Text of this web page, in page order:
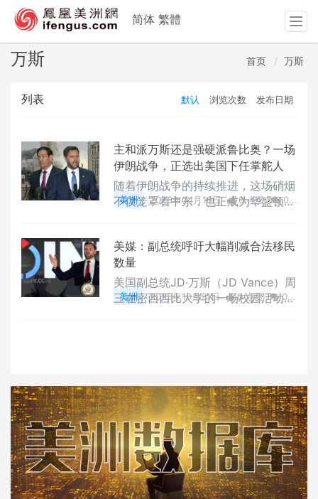
万斯 首页 万斯
列表 默认 浏览次数 发布日期
主和派万斯还是强硬派鲁比奥？一场
伊朗战争，正选出美国下任掌舵人
随着伊朗战争的持续推进，这场硝烟
不仅笼罩着中东，也正成为华盛顿权
美洲 2026年04月10日 0 点赞
0
美媒：副总统呼吁大幅削减合法移民
数量
美国副总统JD·万斯（JD Vance）周
三在密西西比大学的一场校园活动上
美洲 2025年10月31日 0 点赞
0
简体 繁體
T
o
g
g
e
v
g
a
o